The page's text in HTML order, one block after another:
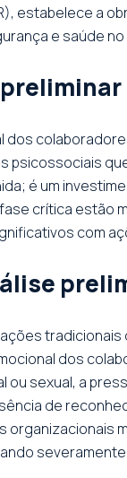
estabelece a
e saúde no
psicossociais
é um
crítica
com
dos
ou sexual, a
de